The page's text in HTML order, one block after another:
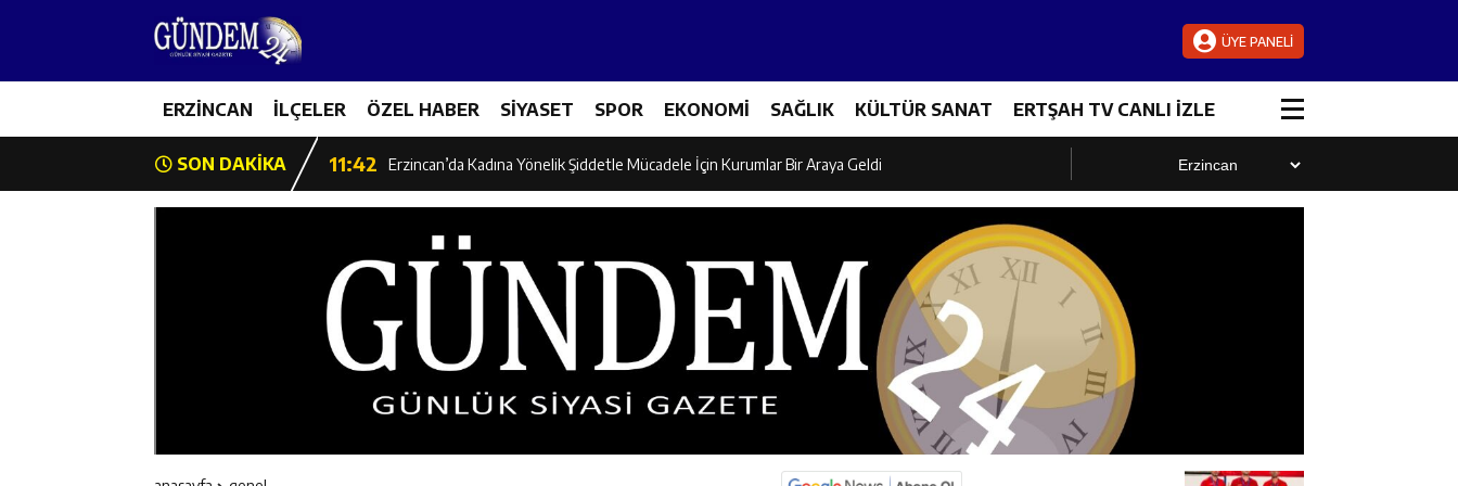
ÜYE PANELİ
ERZİNCAN İLÇELER ÖZEL HABER SİYASET SPOR EKONOMİ SAĞLIK KÜLTÜR SANAT ERTŞAH TV CANLI İZLE
SON DAKİKA
11:43 Erzincan İl Özel İdaresi Air Badminton’da Türkiye Şampiyonu Oldu
11:42 Erzincan’da Kadına Yönelik Şiddetle Mücadele İçin Kurumlar Bir Araya Geldi
11:40 HSK Başkanvekili Fuzuli Aydoğdu’dan Erzincan Valisi Hamza Aydoğdu’ya Ziyaret
11:39 Kahraman Tanoğlu Camii Dualarla İbadete Açıldı